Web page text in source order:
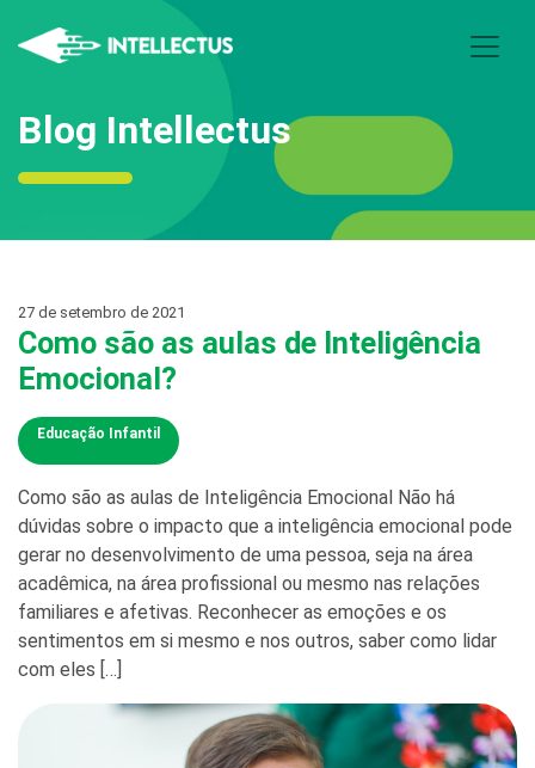
Blog Intellectus
27 de setembro de 2021
Como são as aulas de Inteligência
Emocional?
Educação Infantil
Como são as aulas de Inteligência Emocional Não há
dúvidas sobre o impacto que a inteligência emocional pode
gerar no desenvolvimento de uma pessoa, seja na área
acadêmica, na área profissional ou mesmo nas relações
familiares e afetivas. Reconhecer as emoções e os
sentimentos em si mesmo e nos outros, saber como lidar
com eles […]